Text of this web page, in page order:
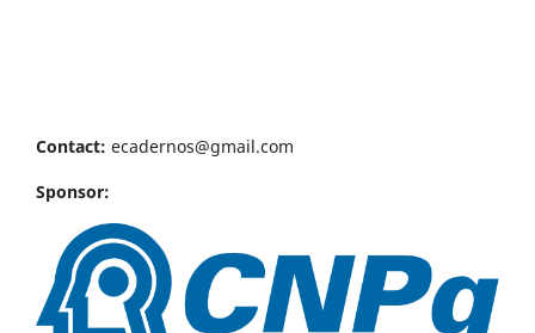
Contact: ecadernos@gmail.com
Sponsor: